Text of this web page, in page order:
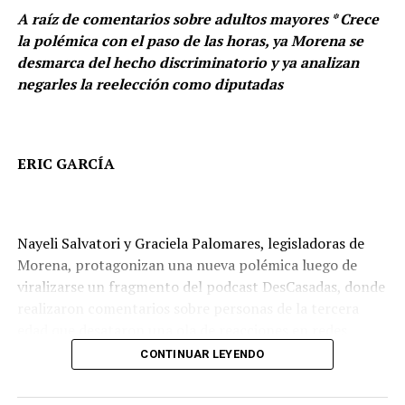
Labor del Banxico, fundamental para la vida económica
del país: Vargas del Villar
La situación económica de México va en picada: GPPRI
Durante el primer periodo ordinario asistió a 36 sesiones
ordinarias y dos solemnes, mientras que en el segundo
tres solemnes, además de acudir al periodo
A raíz de comentarios sobre adultos mayores * Crece
la polémica con el paso de las horas, ya Morena se
desmarca del hecho discriminatorio y ya analizan
negarles la reelección como diputadas
ERIC GARCÍA
Nayeli Salvatori y Graciela Palomares, legisladoras de
Morena, protagonizan una nueva polémica luego de
viralizarse un fragmento del podcast DesCasadas, donde
CONTINUAR LEYENDO